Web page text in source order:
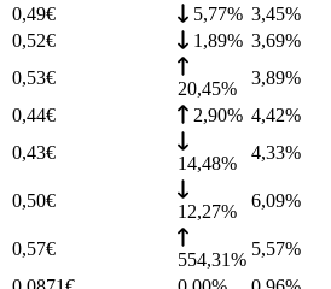
0,49€ 5,77% 3,45%
0,52€ 1,89% 3,69%
0,53€
20,45%
3,89%
0,44€ 2,90% 4,42%
0,43€
14,48%
4,33%
0,50€
12,27%
6,09%
0,57€
554,31%
5,57%